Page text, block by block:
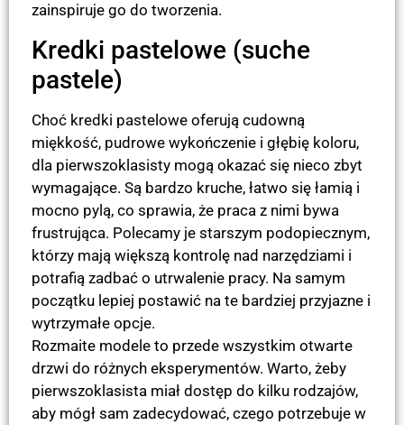
zainspiruje go do tworzenia.
Kredki pastelowe (suche
pastele)
Choć kredki pastelowe oferują cudowną
miękkość, pudrowe wykończenie i głębię koloru,
dla pierwszoklasisty mogą okazać się nieco zbyt
wymagające. Są bardzo kruche, łatwo się łamią i
mocno pylą, co sprawia, że praca z nimi bywa
frustrująca. Polecamy je starszym podopiecznym,
którzy mają większą kontrolę nad narzędziami i
potrafią zadbać o utrwalenie pracy. Na samym
początku lepiej postawić na te bardziej przyjazne i
wytrzymałe opcje.
Rozmaite modele to przede wszystkim otwarte
drzwi do różnych eksperymentów. Warto, żeby
pierwszoklasista miał dostęp do kilku rodzajów,
aby mógł sam zadecydować, czego potrzebuje w